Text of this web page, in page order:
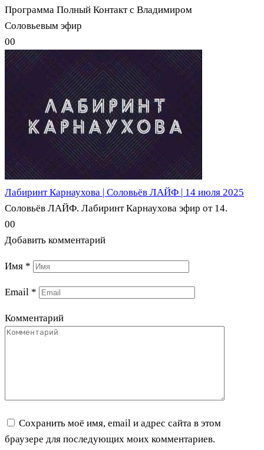
Программа Полный Контакт с Владимиром
Соловьевым эфир
00
Лабиринт Карнаухова | Соловьёв ЛАЙФ | 14 июля 2025
Соловьёв ЛАЙФ. Лабиринт Карнаухова эфир от 14.
00
Добавить комментарий
Имя *
Email *
Комментарий
Сохранить моё имя, email и адрес сайта в этом
браузере для последующих моих комментариев.